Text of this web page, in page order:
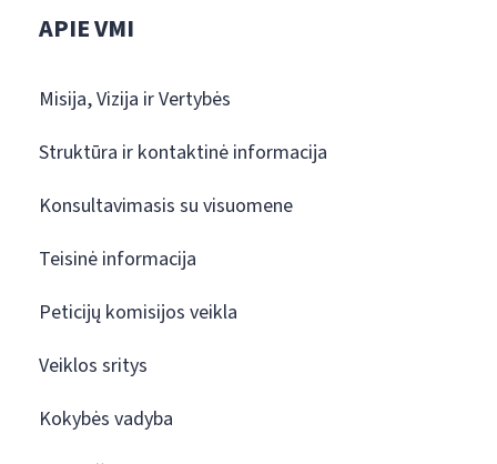
APIE VMI
Misija, Vizija ir Vertybės
Struktūra ir kontaktinė informacija
Konsultavimasis su visuomene
Teisinė informacija
Peticijų komisijos veikla
Veiklos sritys
Kokybės vadyba